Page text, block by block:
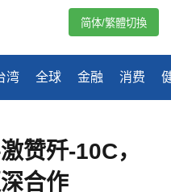
湾 全球 金融 消费
简体/繁體切換
赞歼-10C，
合作